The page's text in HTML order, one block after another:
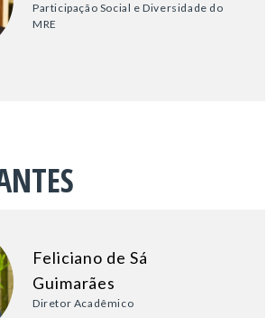
Participação Social e Diversidade do
MRE
Feliciano de Sá
Guimarães
Diretor Acadêmico